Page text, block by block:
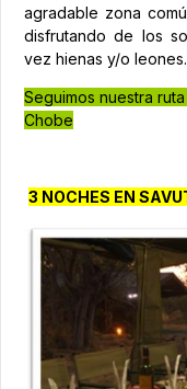
agradable zona
disfrutando de los
vez hienas y/o leones.
Seguimos nuestra
Chobe
3 NOCHES EN